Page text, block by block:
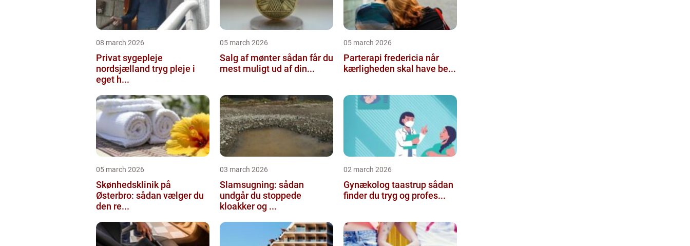
08 march 2026
Privat sygepleje
nordsjælland tryg pleje i
eget h...
05 march 2026
Salg af mønter sådan får du
mest muligt ud af din...
05 march 2026
Parterapi fredericia når
kærligheden skal have be...
05 march 2026
Skønhedsklinik på
Østerbro: sådan vælger du
den re...
03 march 2026
Slamsugning: sådan
undgår du stoppede
kloakker og ...
02 march 2026
Gynækolog taastrup sådan
finder du tryg og profes...